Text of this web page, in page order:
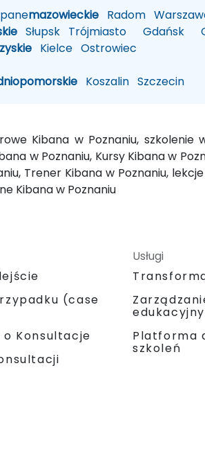
mazowieckie Radom
Słupsk Trójmiasto Gdańsk
Kielce Ostrowiec
Koszalin Szczecin
Kibana w Poznaniu,
w Poznaniu, Kursy Kibana w
Trener Kibana w Poznaniu,
Kibana w Poznaniu
(case
Konsultacje
Usługi
Platforma
szkoleń